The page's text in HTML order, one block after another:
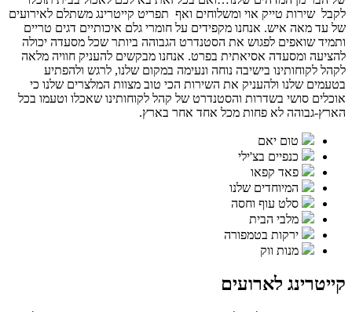
שירות טייק אוי ומשלוחים ואף תפריט קייטרינג משתלם לאירועים
עד מאה איש. אנחנו מקפידים על חומרי גלם איכותיים דגים טריים
שואפים לפגוש את הסטנדרט הגבוהה ביותר שכל מסעדה יכולה
ומסעדה אסיאתית בפרט. אנחנו מבקשים להעניק חוויה מלאה
לקוחותינו בישיבה נוחה ונעימה במקום שלנו, לרגש ולהפתיע
שלנו ולהעניק את השירות הכי טוב מצוות המלצרים שלנו כי
סושי בשדרות והסטנדרט של קהל לקוחותינו שאכלו וטעמו בכל
גבוהה לא פחות מכל אחד אחר בארץ.
טום יאם
כנפיים בצ'ילי
פאד קפאו
המיוחדים שלנו
סלט עוף וחסה
מלבי הבית
ירקות בטמפורה
מנות ווק
לארועים